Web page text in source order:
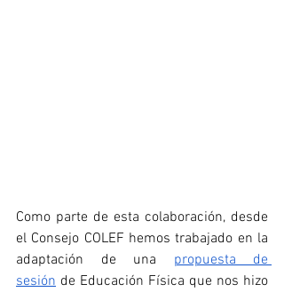
Como parte de esta colaboración, desde
el Consejo COLEF hemos trabajado en la
adaptación de una propuesta de
sesión de Educación Física que nos hizo